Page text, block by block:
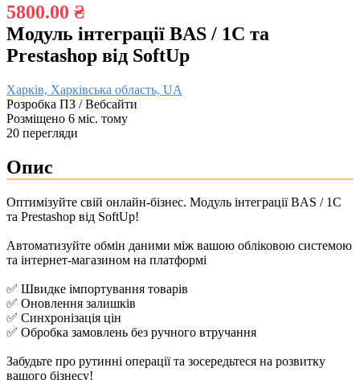
5800.00 ₴
Модуль інтеграції BAS / 1C та
Prestashop від SoftUp
Харків, Харківська область, UA
Розробка ПЗ / Вебсайти
Розміщено 6 міс. тому
20 перегляди
Опис
Оптимізуйте свій онлайн-бізнес. Модуль інтеграції BAS / 1C
та Prestashop від SoftUp!​
Автоматизуйте обмін даними між вашою обліковою системою
та інтернет-магазином на платформі
✅ Швидке імпортування товарів​
✅ Оновлення залишків​
✅ Синхронізація цін​
✅ Обробка замовлень без ручного втручання​
Забудьте про рутинні операції та зосередьтеся на розвитку
вашого бізнесу!​